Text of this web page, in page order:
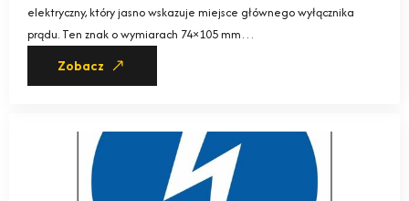
elektryczny, który jasno wskazuje miejsce głównego wyłącznika
prądu. Ten znak o wymiarach 74×105 mm…
Zobacz